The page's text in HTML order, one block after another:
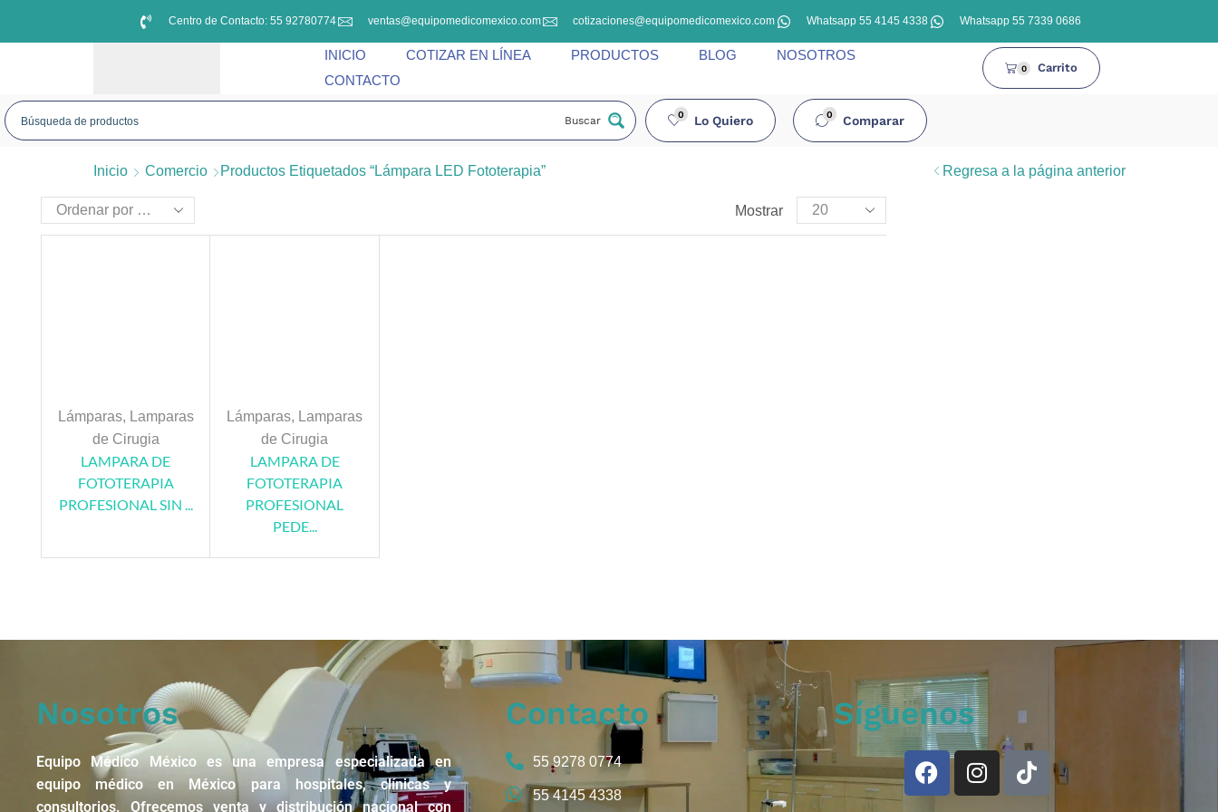
Centro de Contacto: 55 92780774 ventas@equipomedicomexico.com cotizaciones@equipomedicomexico.com Whatsapp 55 4145 4338 Whatsapp 55 7339 0686
INICIO COTIZAR EN LÍNEA PRODUCTOS BLOG
NOSOTROS
CONTACTO
0 Carrito
Buscar 0 Lo Quiero 0 Comparar
Inicio Comercio Productos Etiquetados “lámpara LED Fototerapia” Regresa a la página anterior
Mostrar
Lámparas, Lamparas
de Cirugia
LAMPARA DE
FOTOTERAPIA
PROFESIONAL SIN ...
Lámparas, Lamparas
de Cirugia
LAMPARA DE
FOTOTERAPIA
PROFESIONAL
PEDE...
Nosotros
Equipo Médico México es una empresa especializada en
equipo médico en México para hospitales, clínicas y
consultorios. Ofrecemos venta y distribución nacional con
Contacto
55 9278 0774
55 4145 4338
Síguenos